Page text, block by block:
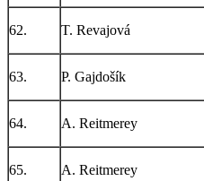
62. T. Revajová
63. P. Gajdošík
64. A. Reitmerey
65. A. Reitmerey